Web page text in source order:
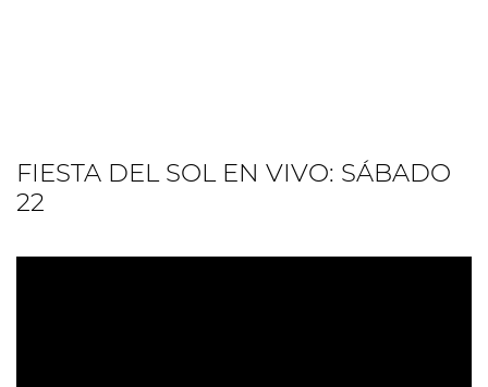
FIESTA DEL SOL EN VIVO: SÁBADO
22